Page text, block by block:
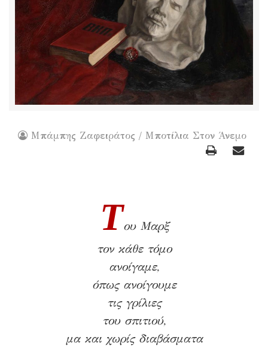
Μπάμπης Ζαφειράτος / Μποτίλια Στον Άνεμο
Tου Μαρξ
τον κάθε τόμο
ανοίγαμε,
όπως ανοίγουμε
τις γρίλιες
του σπιτιού,
μα και χωρίς διαβάσματα